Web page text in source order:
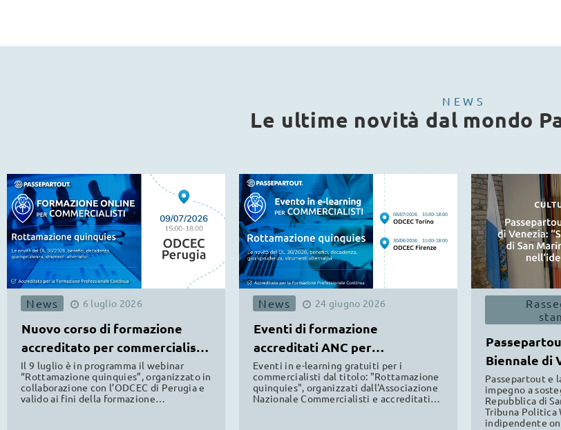
NEWS
Le ultime novità dal mondo
News 6 luglio 2026
Nuovo corso di formazione
accreditato per commercialisti
ODCEC
Il 9 luglio è in programma il webinar
“Rottamazione quinquies”, organizzato in
collaborazione con l’ODCEC di Perugia e
valido ai fini della formazione
News 24 giugno 2026
Eventi di formazione
accreditati ANC per
commercialisti
Eventi in e-learning gratuiti per i
commercialisti dal titolo: "Rottamazione
quinquies", organizzati dall'Associazione
Nazionale Commercialisti e accreditati
Biennale di
Passepartout e
impegno a
Repubblica di
Tribuna Politica
indipendente